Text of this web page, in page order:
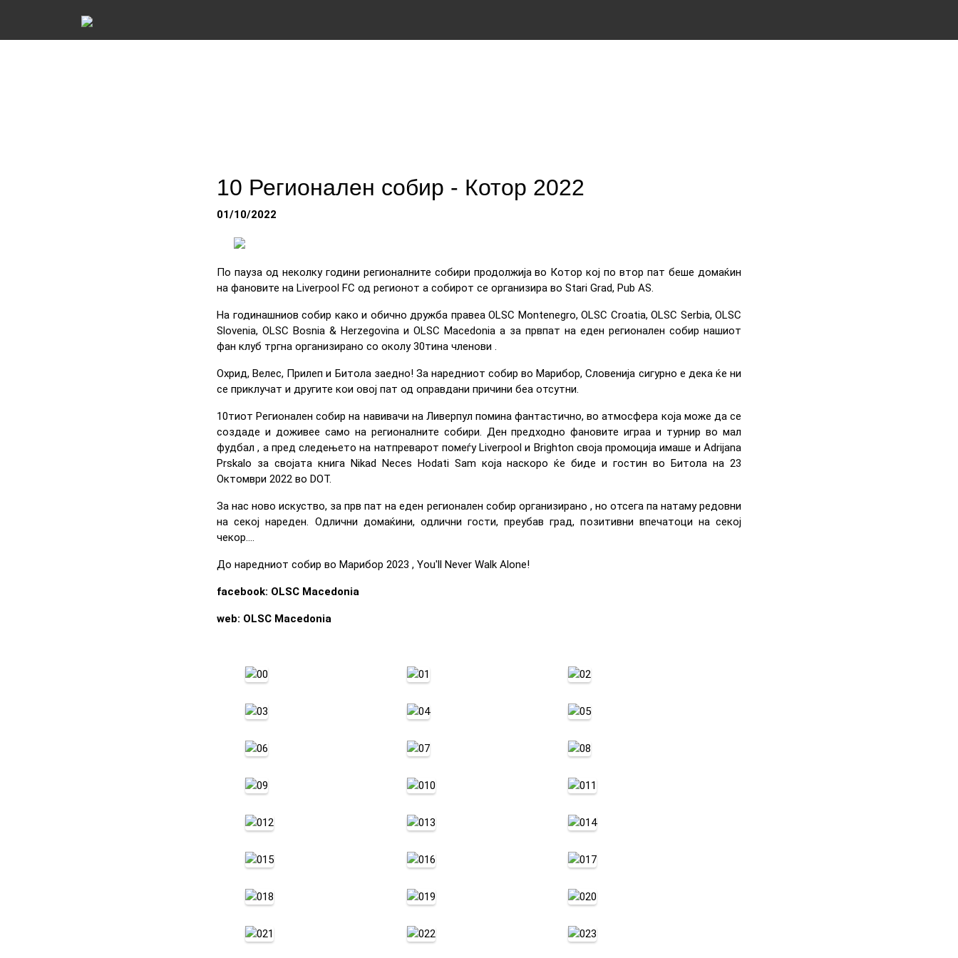
10 Регионален собир - Котор 2022
01/10/2022
По пауза од неколку години регионалните собири продолжија во Котор кој по втор пат беше домаќин
на фановите на Liverpool FC од регионот а собирот се организира во Stari Grad, Pub AS.
На годинашниов собир како и обично дружба правеа OLSC Montenegro, OLSC Croatia, OLSC Serbia, OLSC
Slovenia, OLSC Bosnia & Herzegovina и OLSC Macedonia а за првпат на еден регионален собир нашиот
фан клуб тргна организирано со околу 30тина членови .
Охрид, Велес, Прилеп и Битола заедно! За наредниот собир во Марибор, Словенија сигурно е дека ќе ни
се приклучат и другите кои овој пат од оправдани причини беа отсутни.
10тиот Регионален собир на навивачи на Ливерпул помина фантастично, во атмосфера која може да се
создаде и доживее само на регионалните собири. Ден предходно фановите играа и турнир во мал
фудбал , а пред следењето на натпреварот помеѓу Liverpool и Brighton своја промоција имаше и Adrijana
Prskalo за својата книга Nikad Neces Hodati Sam која наскоро ќе биде и гостин во Битола на 23
Октомври 2022 во DOT.
За нас ново искуство, за прв пат на еден регионален собир организирано , но отсега па натаму редовни
на секој нареден. Одлични домаќини, одлични гости, преубав град, позитивни впечатоци на секој
чекор....
До наредниот собир во Марибор 2023 , You'll Never Walk Alone!
facebook: OLSC Macedonia
web: OLSC Macedonia